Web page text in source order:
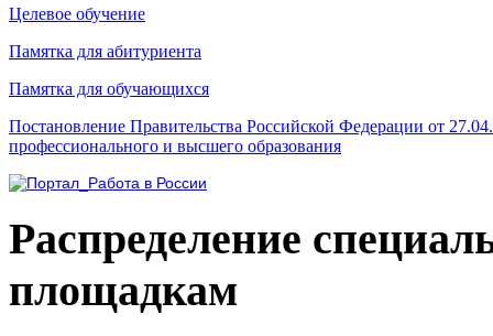
Целевое обучение
Памятка для абитуриента
Памятка для обучающихся
Постановление Правительства Российской Федерации от
профессионального и высшего образования
Распределение
площадкам